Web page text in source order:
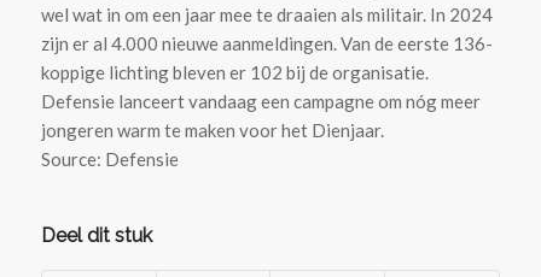
wel wat in om een jaar mee te draaien als militair. In 2024
zijn er al 4.000 nieuwe aanmeldingen. Van de eerste 136-
koppige lichting bleven er 102 bij de organisatie.
Defensie lanceert vandaag een campagne om nóg meer
jongeren warm te maken voor het Dienjaar.
Source: Defensie
Deel dit stuk